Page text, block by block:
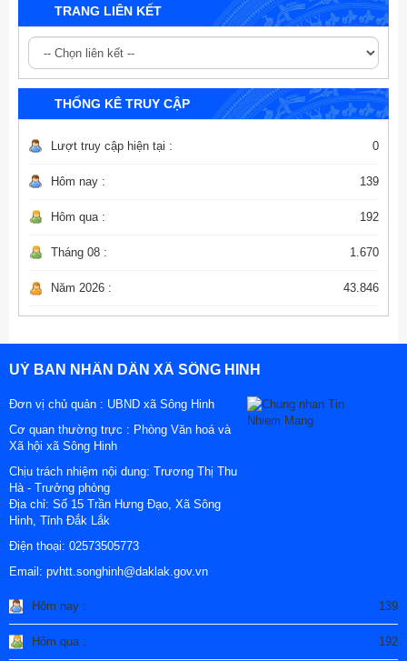
TRANG LIÊN KẾT
THỐNG KÊ TRUY CẬP
Lượt truy cập hiện tại : 0
Hôm nay : 139
Hôm qua : 192
Tháng 08 : 1.670
Năm 2026 : 43.846
UỶ BAN NHÂN DÂN XÃ SÔNG HINH
Đơn vị chủ quản : UBND xã Sông Hinh
Cơ quan thường trực : Phòng Văn hoá và
Xã hội xã Sông Hinh
Chịu trách nhiệm nội dung: Trương Thị Thu
Hà - Trưởng phòng
Địa chỉ: Số 15 Trần Hưng Đạo, Xã Sông
Hinh, Tỉnh Đắk Lắk
Điện thoại: 02573505773
Email: pvhtt.songhinh@daklak.gov.vn
Hôm nay : 139
Hôm qua : 192